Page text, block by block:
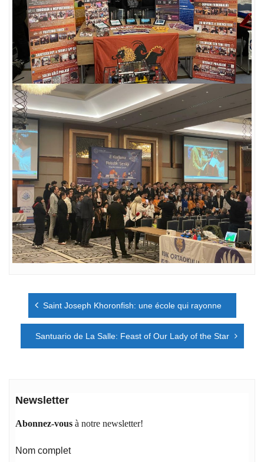
Navigation
l’article
Saint Joseph Khoronfish: une école qui rayonne
Santuario de La Salle: Feast of Our Lady of the Star
Newsletter
Abonnez-vous à notre newsletter!
Nom complet